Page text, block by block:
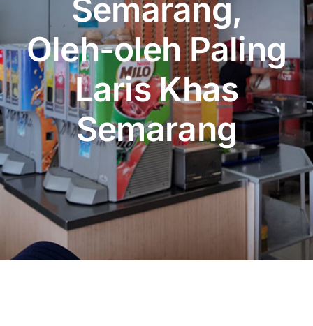
Peta Wisata
BLU
Semarang,
Oleh-oleh Paling
Laris Khas
Semarang